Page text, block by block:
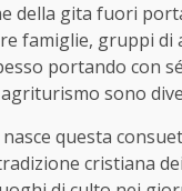
della gita fuori
famiglie, gruppi di
portando con
sono
nasce questa
cristiana